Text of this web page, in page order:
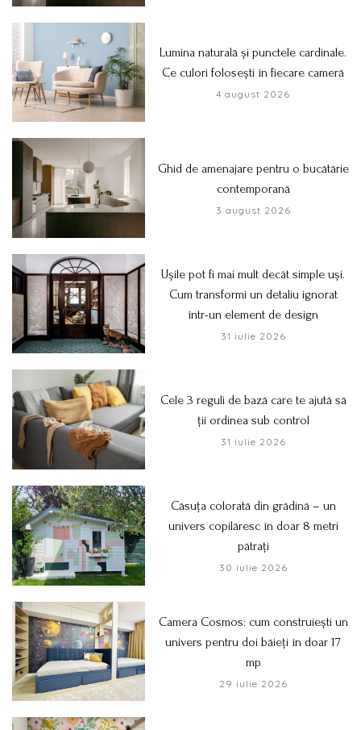
Lumina naturală și punctele cardinale.
Ce culori folosești în fiecare cameră
4 august 2026
Ghid de amenajare pentru o bucătărie
contemporană
3 august 2026
Ușile pot fi mai mult decât simple uși.
Cum transformi un detaliu ignorat
într-un element de design
31 iulie 2026
Cele 3 reguli de bază care te ajută să
ții ordinea sub control
31 iulie 2026
Căsuța colorată din grădină – un
univers copilăresc în doar 8 metri
pătrați
30 iulie 2026
Camera Cosmos: cum construiești un
univers pentru doi băieți în doar 17
mp
29 iulie 2026